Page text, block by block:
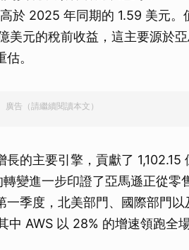
於 2025 年同期的 1.59 美元。
美元的稅前收益，這主要源於
。
廣告（請繼續閱讀本文）
的主要引擎，貢獻了 1,102.15
變進一步印證了亞馬遜正從零
季度，北美部門、國際部門以
中 AWS 以 28% 的增速領跑全場